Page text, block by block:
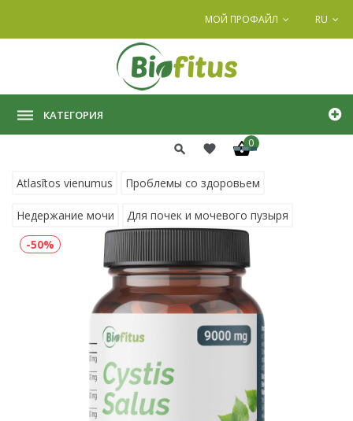
МОЙ ПРОФАЙЛ RU
КАТЕГОРИЯ
0
Atlasītos vienumus Проблемы со здоровьем
Недержание мочи
Для почек и мочевого пузыря
-50%